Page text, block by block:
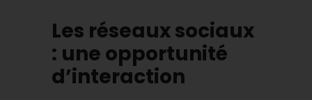
Les réseaux sociaux
: une opportunité
d’interaction